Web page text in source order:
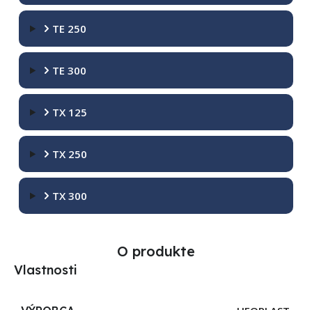
TE 250
TE 300
TX 125
TX 250
TX 300
O produkte
Vlastnosti